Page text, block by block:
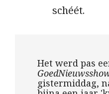
schéét.
Het werd pas
gistermiddag,